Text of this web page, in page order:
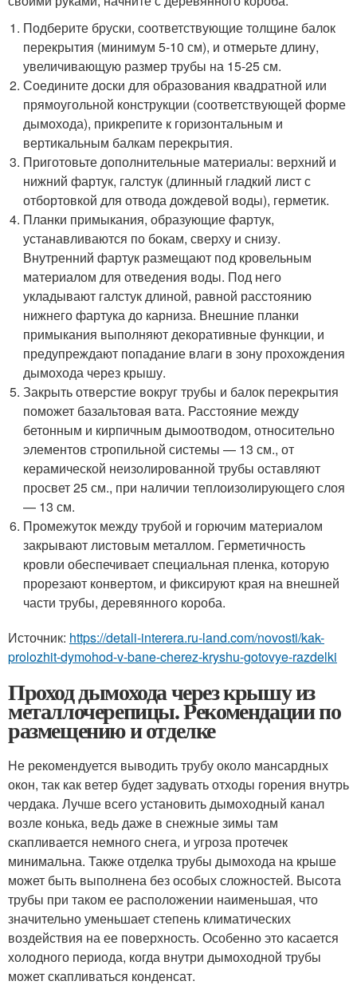
Подберите бруски, соответствующие толщине балок
перекрытия (минимум 5-10 см), и отмерьте длину,
увеличивающую размер трубы на 15-25 см.
Соедините доски для образования квадратной или
прямоугольной конструкции (соответствующей форме
дымохода), прикрепите к горизонтальным и
вертикальным балкам перекрытия.
Приготовьте дополнительные материалы: верхний и
нижний фартук, галстук (длинный гладкий лист с
отбортовкой для отвода дождевой воды), герметик.
Планки примыкания, образующие фартук,
устанавливаются по бокам, сверху и снизу.
Внутренний фартук размещают под кровельным
материалом для отведения воды. Под него
укладывают галстук длиной, равной расстоянию
нижнего фартука до карниза. Внешние планки
примыкания выполняют декоративные функции, и
предупреждают попадание влаги в зону прохождения
дымохода через крышу.
Закрыть отверстие вокруг трубы и балок перекрытия
поможет базальтовая вата. Расстояние между
бетонным и кирпичным дымоотводом, относительно
элементов стропильной системы — 13 см., от
керамической неизолированной трубы оставляют
просвет 25 см., при наличии теплоизолирующего слоя
— 13 см.
Промежуток между трубой и горючим материалом
закрывают листовым металлом. Герметичность
кровли обеспечивает специальная пленка, которую
прорезают конвертом, и фиксируют края на внешней
части трубы, деревянного короба.
Источник: https://detali-interera.ru-land.com/novosti/kak-
prolozhit-dymohod-v-bane-cherez-kryshu-gotovye-razdelki
Проход дымохода через крышу из
металлочерепицы. Рекомендации по
размещению и отделке
Не рекомендуется выводить трубу около мансардных
окон, так как ветер будет задувать отходы горения внутрь
чердака. Лучше всего установить дымоходный канал
возле конька, ведь даже в снежные зимы там
скапливается немного снега, и угроза протечек
минимальна. Также отделка трубы дымохода на крыше
может быть выполнена без особых сложностей. Высота
трубы при таком ее расположении наименьшая, что
значительно уменьшает степень климатических
воздействия на ее поверхность. Особенно это касается
холодного периода, когда внутри дымоходной трубы
может скапливаться конденсат.